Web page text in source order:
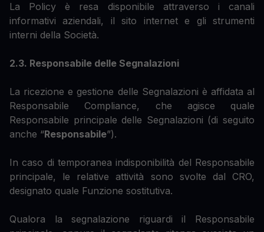
La Policy è resa disponibile attraverso i canali
informativi aziendali, il sito internet e gli strumenti
interni della Società.
2.3. Responsabile delle Segnalazioni
La ricezione e gestione delle Segnalazioni è affidata al
Responsabile Compliance, che agisce quale
Responsabile principale delle Segnalazioni (di seguito
anche “Responsabile”).
In caso di temporanea indisponibilità del Responsabile
principale, le relative attività sono svolte dal CRO,
designato quale Funzione sostitutiva.
Qualora la segnalazione riguardi il Responsabile